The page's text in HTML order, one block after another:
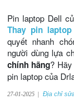
Pin laptop Dell
Thay pin
quyết nhanh
người dùng lựa
chính hãng?
pin laptop của
27-01-2025  | Địa chỉ